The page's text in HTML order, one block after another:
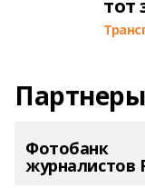
тот
Партнеры
Фотобанк
журналистов